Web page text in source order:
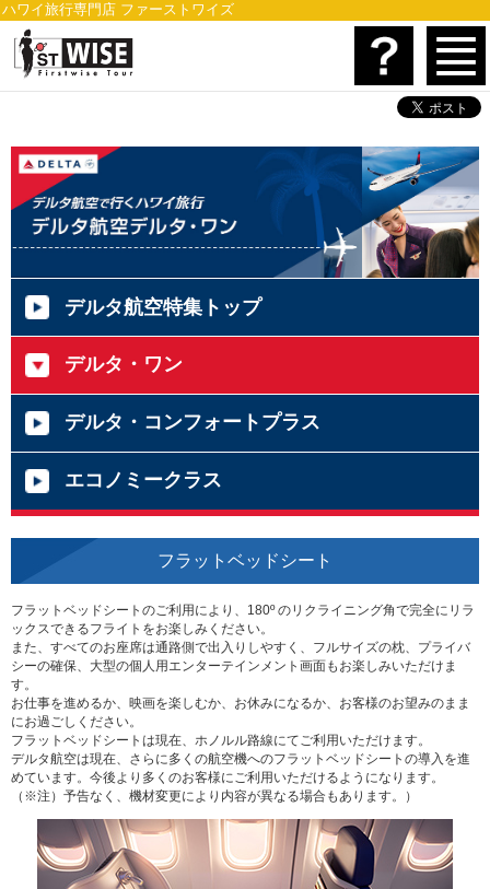
ハワイ旅行専門店 ファーストワイズ
デルタ航空特集トップ
デルタ・ワン
デルタ・コンフォートプラス
エコノミークラス
フラットベッドシート
フラットベッドシートのご利用により、180º のリクライニング角で完全にリラ
ックスできるフライトをお楽しみください。
また、すべてのお座席は通路側で出入りしやすく、フルサイズの枕、プライバ
シーの確保、大型の個人用エンターテインメント画面もお楽しみいただけま
す。
お仕事を進めるか、映画を楽しむか、お休みになるか、お客様のお望みのまま
にお過ごしください。
フラットベッドシートは現在、ホノルル路線にてご利用いただけます。
デルタ航空は現在、さらに多くの航空機へのフラットベッドシートの導入を進
めています。今後より多くのお客様にご利用いただけるようになります。
（※注）予告なく、機材変更により内容が異なる場合もあります。）